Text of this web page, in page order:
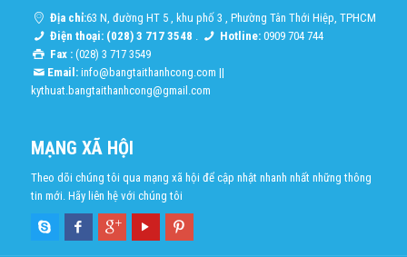
Địa chỉ:63 N, đường HT 5 , khu phố 3 , Phường Tân Thới Hiệp, TPHCM
Điện thoại: (028) 3 717 3548 . Hotline: 0909 704 744
Fax :(028) 3 717 3549
Email: info@bangtaithanhcong.com ||
kythuat.bangtaithanhcong@gmail.com
MẠNG XÃ HỘI
Theo dõi chúng tôi qua mạng xã hội để cập nhật nhanh nhất những thông
tin mới. Hãy liên hệ với chúng tôi